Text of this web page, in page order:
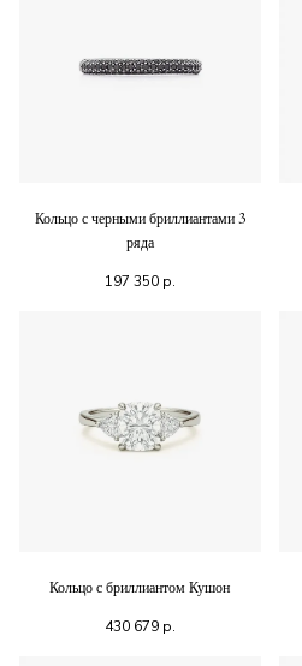
Кольцо с черными бриллиантами 3
ряда
197 350р.
Кольцо с бриллиантом Кушон
430 679р.